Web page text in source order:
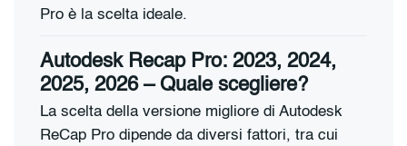
Pro è la scelta ideale.
Autodesk Recap Pro: 2023, 2024,
2025, 2026 – Quale scegliere?
La scelta della versione migliore di Autodesk
ReCap Pro dipende da diversi fattori, tra cui